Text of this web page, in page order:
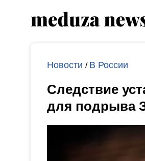
Новости / В России
Следствие
для подрыва